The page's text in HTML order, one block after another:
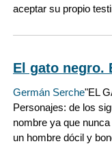
aceptar su propio
El gato negro.
Germán Serche"EL
Personajes: de los
nombre ya que
un hombre dócil y